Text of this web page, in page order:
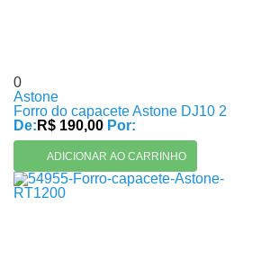
0
Astone
Forro do capacete Astone DJ10 2
De: R$ 190,00 Por:
ADICIONAR AO CARRINHO